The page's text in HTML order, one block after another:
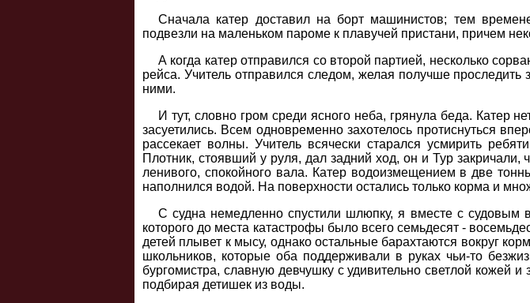
Сначала катер доставил на борт машинистов; тем
подвезли на маленьком пароме к плавучей пристани, причем
А когда катер отправился со второй партией, несколько
рейса. Учитель отправился следом, желая получше проследить
ними.
И тут, словно гром среди ясного неба, грянула беда. Катер
засуетились. Всем одновременно захотелось протиснуться
рассекает волны. Учитель всячески старался усмирить
Плотник, стоявший у руля, дал задний ход, он и Тур
ленивого, спокойного вала. Катер водоизмещением в две
наполнился водой. На поверхности остались только корма и
С судна немедленно спустили шлюпку, я вместе с судовым
которого до места катастрофы было всего семьдесят -
детей плывет к мысу, однако остальные барахтаются вокруг
школьников, которые оба поддерживали в руках чьи-то
бургомистра, славную девчушку с удивительно светлой кожей
подбирая детишек из воды.